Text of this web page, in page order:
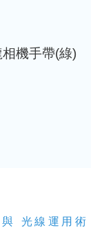
機手帶(綠)
光線運用術